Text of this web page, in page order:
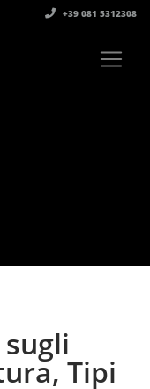
+39 081 5312308‬
Tipi